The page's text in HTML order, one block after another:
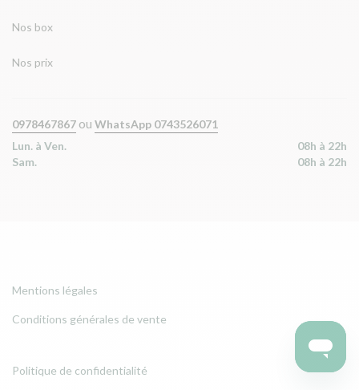
Nos box
Nos prix
0978467867 ou WhatsApp 0743526071
Lun. à Ven.
08h à 22h
Sam.
08h à 22h
Mentions légales
Conditions générales de vente
Politique de confidentialité